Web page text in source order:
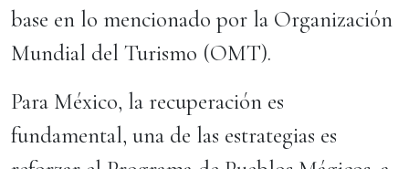
base en lo mencionado por la Organización
Mundial del Turismo (OMT).
Para México, la recuperación es
fundamental, una de las estrategias es